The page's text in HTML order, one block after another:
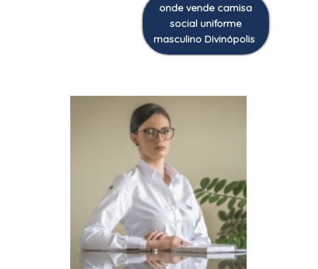
onde vende camisa
social uniforme
masculino Divinópolis